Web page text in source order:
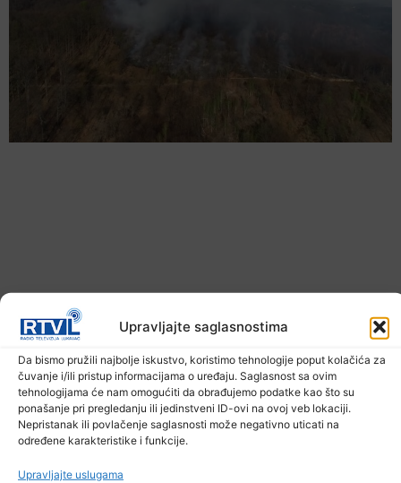
Upravljajte saglasnostima
Da bismo pružili najbolje iskustvo, koristimo tehnologije poput kolačića za
čuvanje i/ili pristup informacijama o uređaju. Saglasnost sa ovim
tehnologijama će nam omogućiti da obrađujemo podatke kao što su
ponašanje pri pregledanju ili jedinstveni ID-ovi na ovoj veb lokaciji.
Nepristanak ili povlačenje saglasnosti može negativno uticati na
određene karakteristike i funkcije.
Upravljajte uslugama
U TK povećan broj požara
7. Augusta 2026.